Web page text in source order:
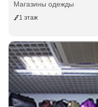
Магазины одежды
1 этаж